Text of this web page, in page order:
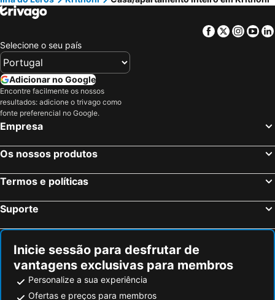
Facebook
Twitter
Selecione o seu país
Adicionar no Google
Encontre facilmente os nossos
resultados: adicione o trivago como
fonte preferencial no Google.
Empresa
Os nossos produtos
Termos e políticas
Suporte
Inicie sessão para desfrutar de
vantagens exclusivas para membros
Personalize a sua experiência
Ofertas e preços para membros